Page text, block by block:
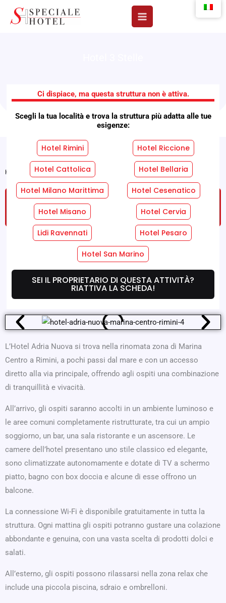
Ci dispiace, ma questa struttura non è attiva.
Scegli la tua località e trova la struttura più adatta alle tue
esigenze:
Hotel Rimini Hotel Riccione
Hotel Cattolica Hotel Bellaria
Hotel Milano Marittima Hotel Cesenatico
Hotel Misano Hotel Cervia
Lidi Ravennati Hotel Pesaro
Hotel San Marino
SEI IL PROPRIETARIO DI QUESTA ATTIVITÀ?
RIATTIVA LA SCHEDA!
Hotel Adria Nuova
Home Strutture»Hotel Adria Nuova
RICHIEDI UN PREVENTIVO GRATUITO SENZA
Servizi Hotel Servizi Camere
Dove Siamo Offerte
L’Hotel Adria Nuova si trova nella rinomata zona di Marina
Centro a Rimini, a pochi passi dal mare e con un accesso
diretto alla via principale, offrendo agli ospiti una combinazione
di tranquillità e vivacità.
All’arrivo, gli ospiti saranno accolti in un ambiente luminoso e
le aree comuni completamente ristrutturate, tra cui un ampio
soggiorno, un bar, una sala ristorante e un ascensore. Le
camere dell’hotel presentano uno stile classico ed elegante,
sono climatizzate autonomamente e dotate di TV a schermo
piatto, bagno con box doccia e alcune di esse offrono un
balcone.
La connessione Wi-Fi è disponibile gratuitamente in tutta la
struttura. Ogni mattina gli ospiti potranno gustare una colazione
abbondante e genuina, con una vasta scelta di prodotti dolci e
salati.
All’esterno, gli ospiti possono rilassarsi nella zona relax che
include una piccola piscina, sdraio e ombrelloni.